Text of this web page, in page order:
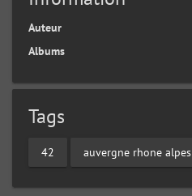
Auteur
Albums
Tags
42 auvergne rhone alpes